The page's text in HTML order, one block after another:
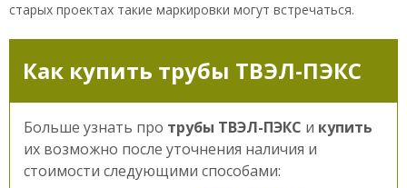
старых проектах такие маркировки могут встречаться.
Как купить трубы ТВЭЛ-ПЭКС
Больше узнать про трубы ТВЭЛ-ПЭКС и купить
их возможно после уточнения наличия и
стоимости следующими способами: